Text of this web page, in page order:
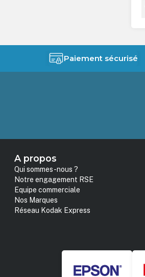
Paiement sécurisé
A propos
Qui sommes-nous ?
Notre engagement RSE
Equipe commerciale
Nos Marques
Réseau Kodak Express